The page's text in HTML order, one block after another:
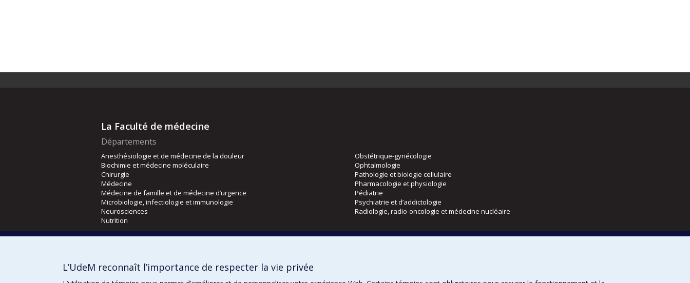
La Faculté de médecine
Départements
Anesthésiologie et de médecine de la douleur
Biochimie et médecine moléculaire
Chirurgie
Médecine
Médecine de famille et de médecine d’urgence
Microbiologie, infectiologie et immunologie
Neurosciences
Nutrition
Obstétrique-gynécologie
Ophtalmologie
Pathologie et biologie cellulaire
Pharmacologie et physiologie
Pédiatrie
Psychiatrie et d’addictologie
Radiologie, radio-oncologie et médecine nucléaire
Orthophonie et audiologie
L’UdeM reconnaît l’importance de respecter la vie privée